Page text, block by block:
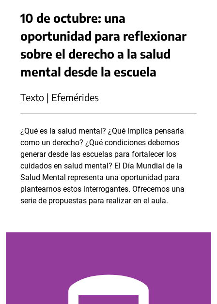
10 de octubre: una
oportunidad para reflexionar
sobre el derecho a la salud
mental desde la escuela
Texto | Efemérides
¿Qué es la salud mental? ¿Qué implica pensarla
como un derecho? ¿Qué condiciones debemos
generar desde las escuelas para fortalecer los
cuidados en salud mental? El Día Mundial de la
Salud Mental representa una oportunidad para
plantearnos estos interrogantes. Ofrecemos una
serie de propuestas para realizar en el aula.